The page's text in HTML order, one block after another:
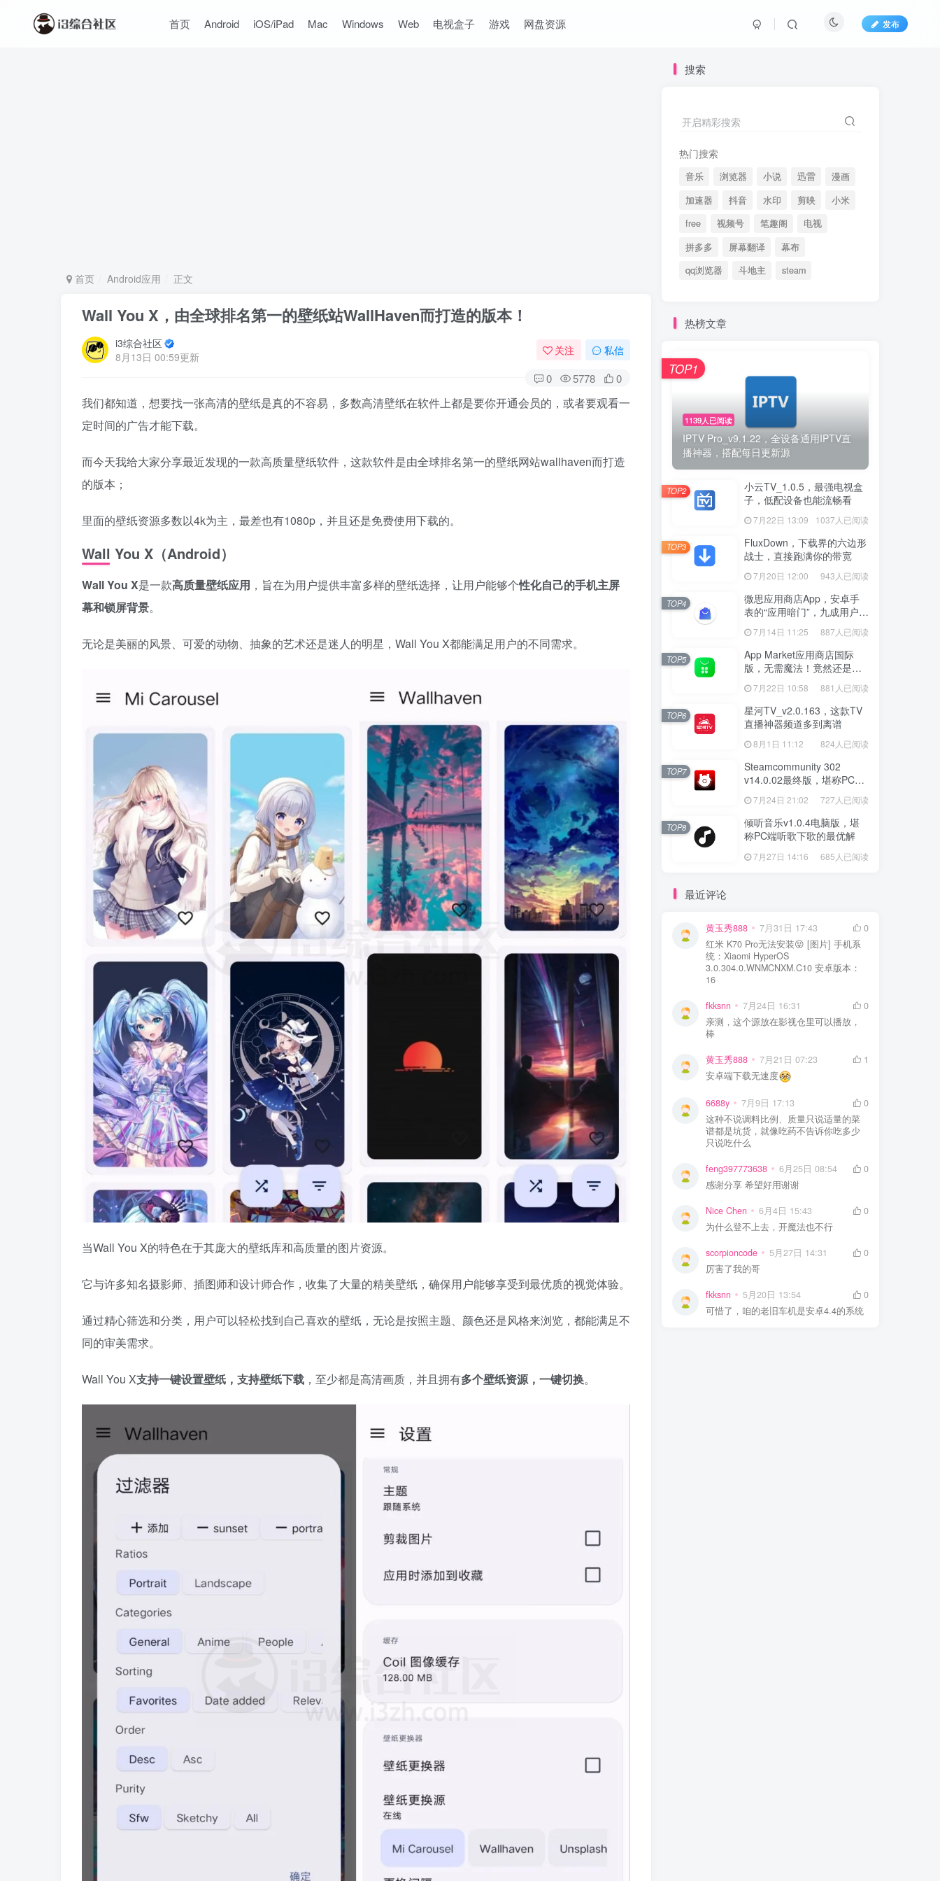
首页 Android iOS/iPad Mac Windows Web 电视盒子 游戏 网盘资源 发布
首页 Android应用 正文
Wall You X，由全球排名第一的壁纸站WallHaven而打造的版本！
i3综合社区
8月13日 00:59更新
关注 私信
0 5778 0
我们都知道，想要找一张高清的壁纸是真的不容易，多数高清壁纸在软件上都是要你开通会员的，或者要观看一
定时间的广告才能下载。
而今天我给大家分享最近发现的一款高质量壁纸软件，这款软件是由全球排名第一的壁纸网站wallhaven而打造
的版本；
里面的壁纸资源多数以4k为主，最差也有1080p，并且还是免费使用下载的。
Wall You X（Android）
Wall You X是一款高质量壁纸应用 ，旨在为用户提供丰富多样的壁纸选择，让用户能够个性化自己的手机主屏
幕和锁屏背景。
无论是美丽的风景、可爱的动物、抽象的艺术还是迷人的明星，Wall You X都能满足用户的不同需求。
当Wall You X的特色在于其庞大的壁纸库和高质量的图片资源。
它与许多知名摄影师、插图师和设计师合作，收集了大量的精美壁纸，确保用户能够享受到最优质的视觉体验。
通过精心筛选和分类，用户可以轻松找到自己喜欢的壁纸，无论是按照主题、颜色还是风格来浏览，都能满足不
同的审美需求。
Wall You X支持一键设置壁纸，支持壁纸下载 ，至少都是高清画质，并且拥有多个壁纸资源，一键切换。
搜索
开启精彩搜索
热门搜索
音乐 浏览器 小说 迅雷
漫画
加速器
抖音 水印 剪映
小米
free
视频号 笔趣阁
电视
拼多多
屏幕翻译
幕布
qq浏览器
斗地主 steam
热榜文章
1139人已阅读
IPTV Pro_v9.1.22，全设备通用IPTV直
播神器，搭配每日更新源
TOP1
小云TV_1.0.5，最强电视盒
子，低配设备也能流畅看
7月22日 13:09 1037人已阅读
TOP2
FluxDown，下载界的六边形
战士，直接跑满你的带宽
7月20日 12:00 943人已阅读
TOP3
微思应用商店App，安卓手
表的“应用暗门”，九成用户还
没发现
7月14日 11:25 887人已阅读
TOP4
App Market应用商店国际
版，无需魔法！竟然还是大
厂出品？
7月22日 10:58 881人已阅读
TOP5
星河TV_v2.0.163，这款TV
直播神器频道多到离谱
8月1日 11:12 824人已阅读
TOP6
Steamcommunity 302
v14.0.02最终版，堪称PC玩
家必备的网络工具箱
7月24日 21:02 727人已阅读
TOP7
倾听音乐v1.0.4电脑版，堪
称PC端听歌下歌的最优解
7月27日 14:16 685人已阅读
TOP8
最近评论
黄玉秀888 7月31日 17:43
0
红米 K70 Pro无法安装😝 [图片] 手机系
统：Xiaomi HyperOS
3.0.304.0.WNMCNXM.C10 安卓版本：
16
fkksnn 7月24日 16:31
0
亲测，这个源放在影视仓里可以播放，
棒
黄玉秀888 7月21日 07:23
1
安卓端下载无速度
6688y 7月9日 17:13
0
这种不说调料比例、质量只说适量的菜
谱都是坑货，就像吃药不告诉你吃多少
只说吃什么
feng397773638 6月25日 08:54
0
感谢分享 希望好用谢谢
Nice Chen 6月4日 15:43
0
为什么登不上去，开魔法也不行
scorpioncode 5月27日 14:31
0
厉害了我的哥
fkksnn 5月20日 13:54
0
可惜了，咱的老旧车机是安卓4.4的系统